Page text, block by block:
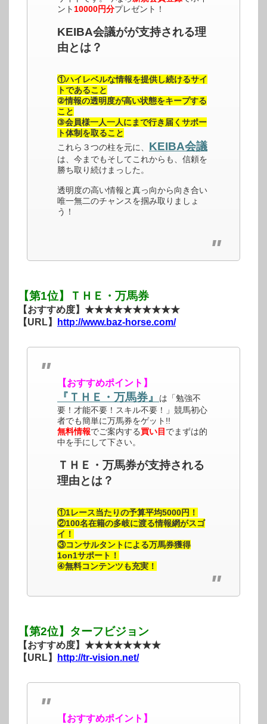
ント 10000円分プレゼント！
KEIBA会議がが支持される理
由とは？
①ハイレベルな情報を提供し続けるサイ
トであること
②情報の透明度が高い状態をキープする
こと
③会員様一人一人にまで行き届くサポー
ト体制を取ること
これら３つの柱を元に、 KEIBA会議
は、今までもそしてこれからも、信頼を
勝ち取り続けまっした。
透明度の高い情報と真っ向から向き合い
唯一無二のチャンスを掴み取りましょ
う！
【第1位】ＴＨＥ・万馬券
【おすすめ度】★★★★★★★★★★
【URL】
http://www.baz-horse.com/
【おすすめポイント】
『ＴＨＥ・万馬券』
は「勉強不
要！才能不要！スキル不要！」競馬初心
者でも簡単に万馬券をゲット!!
無料情報でご案内する買い目 でまずは的
中を手にして下さい。
ＴＨＥ・万馬券が支持される
理由とは？
①1レース当たりの予算平均5000円！
②100名在籍の多岐に渡る情報網がスゴ
イ！
③コンサルタントによる万馬券獲得
1on1サポート！
④無料コンテンツも充実！
【第2位】ターフビジョン
【おすすめ度】★★★★★★★★
【URL】
http://tr-vision.net/
【おすすめポイント】